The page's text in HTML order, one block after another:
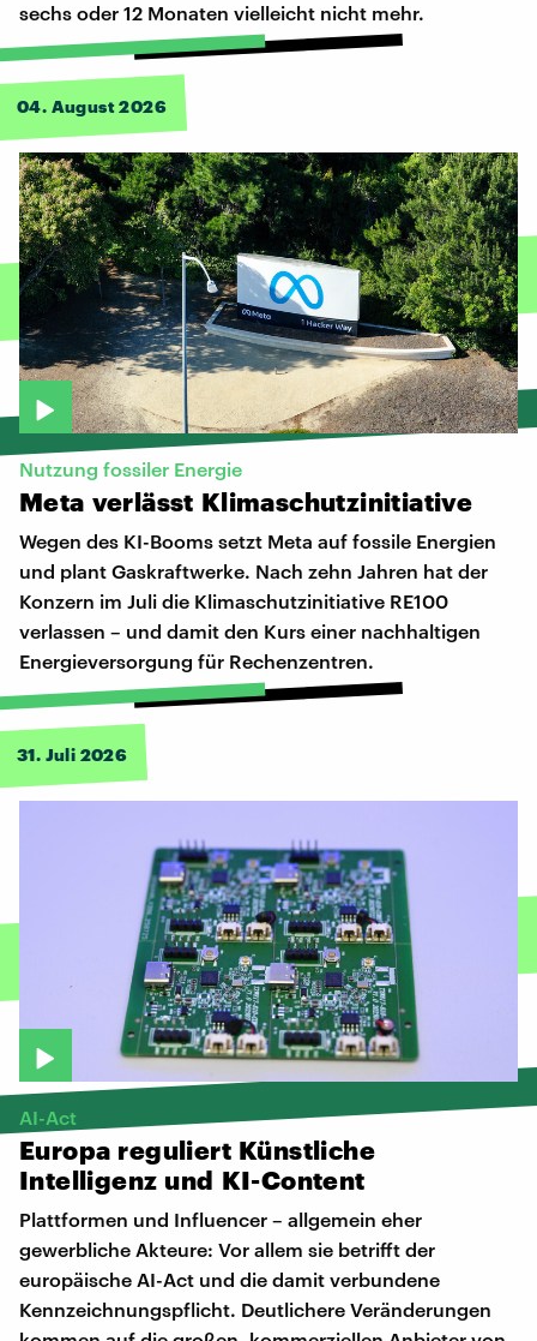
sechs oder 12 Monaten vielleicht nicht mehr.
04. August 2026
Nutzung fossiler Energie
Meta verlässt Klimaschutzinitiative
Wegen des KI-Booms setzt Meta auf fossile Energien
und plant Gaskraftwerke. Nach zehn Jahren hat der
Konzern im Juli die Klimaschutzinitiative RE100
verlassen – und damit den Kurs einer nachhaltigen
Energieversorgung für Rechenzentren.
31. Juli 2026
AI-Act
Europa reguliert Künstliche
Intelligenz und KI-Content
Plattformen und Influencer – allgemein eher
gewerbliche Akteure: Vor allem sie betrifft der
europäische AI-Act und die damit verbundene
Kennzeichnungspflicht. Deutlichere Veränderungen